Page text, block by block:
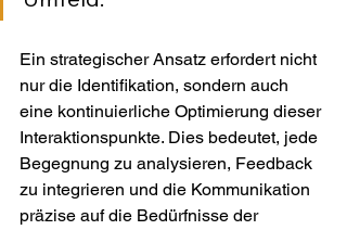
Ein strategischer Ansatz erfordert nicht
nur die Identifikation, sondern auch
eine kontinuierliche Optimierung dieser
Interaktionspunkte. Dies bedeutet, jede
Begegnung zu analysieren, Feedback
zu integrieren und die Kommunikation
präzise auf die Bedürfnisse der